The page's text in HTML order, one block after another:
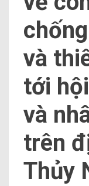
và
tới
và
trên
Thủy